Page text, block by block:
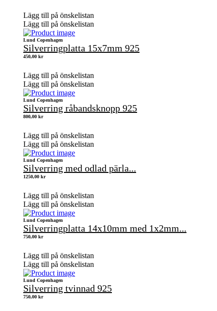
Lägg till på önskelistan
Lägg till på önskelistan
Lund Copenhagen
Silverringplatta 15x7mm 925
450,00 kr
Lägg till på önskelistan
Lägg till på önskelistan
Lund Copenhagen
Silverring råbandsknopp 925
800,00 kr
Lägg till på önskelistan
Lägg till på önskelistan
Lund Copenhagen
Silverring med odlad pärla...
1250,00 kr
Lägg till på önskelistan
Lägg till på önskelistan
Lund Copenhagen
Silverringplatta 14x10mm med 1x2mm...
750,00 kr
Lägg till på önskelistan
Lägg till på önskelistan
Lund Copenhagen
Silverring tvinnad 925
750,00 kr